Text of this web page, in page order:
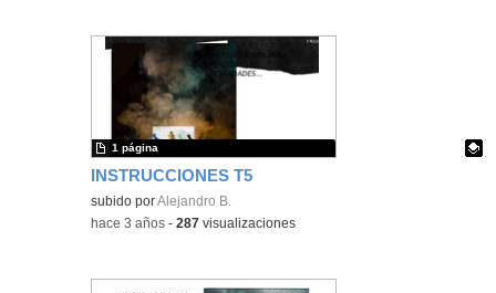
INSTRUCCIONES T5
Contenido educativo.
subido porAlejandro B.
1 página
-hace 3 años -287 visualizaciones